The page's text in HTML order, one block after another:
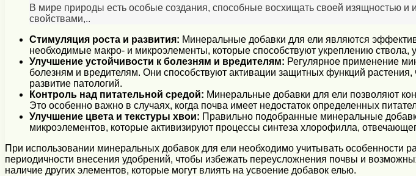
В мире природы есть особые создания, способные восхищать своей изящностью
свойствами,..
Стимуляция роста и развития: Минеральные добавки для ели являются
необходимые макро- и микроэлементы, которые способствуют укреплению
Улучшение устойчивости к болезням и вредителям: Регулярное применение
болезням и вредителям. Они способствуют активации защитных функций
развитие патологий.
Контроль над питательной средой: Минеральные добавки для ели позволяют
Это особенно важно в случаях, когда почва имеет недостаток определенных
Улучшение цвета и текстуры хвои: Правильно подобранные минеральные
микроэлементов, которые активизируют процессы синтеза хлорофилла,
При использовании минеральных добавок для ели необходимо учитывать
периодичности внесения удобрений, чтобы избежать переусложнения почвы и
наличие других элементов, которые могут влиять на усвоение добавок елью.